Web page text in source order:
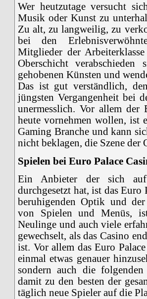
Wer heutzutage versucht
Musik oder Kunst zu
Zu alt, zu langweilig, zu
bei den
Mitglieder der
Oberschicht
gehobenen Künsten und
Das ist gut verständlich,
jüngsten Vergangenheit bei
unermesslich. Vor allem
heute vornehmen wollen, ist
Gaming Branche und kann
nicht beklagen, die Szene der
Spielen bei Euro Palace
Ein Anbieter der sich
durchgesetzt hat, ist das Euro
beruhigenden Optik und
von Spielen und Menüs,
Neulinge und auch viele
gewechselt, als das Casino
ist. Vor allem das Euro
einmal etwas genauer
sondern auch die
damit zu den besten der
täglich neue Spieler auf die